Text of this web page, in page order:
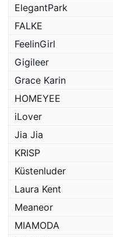
ElegantPark
FALKE
FeelinGirl
Gigileer
Grace Karin
HOMEYEE
iLover
Jia Jia
KRISP
Küstenluder
Laura Kent
Meaneor
MIAMODA